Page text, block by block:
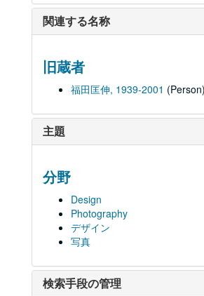
関連する名称
旧蔵者
福田匡伸, 1939-2001 (Person)
主題
分野
Design
Photography
デザイン
写真
検索手段の管理